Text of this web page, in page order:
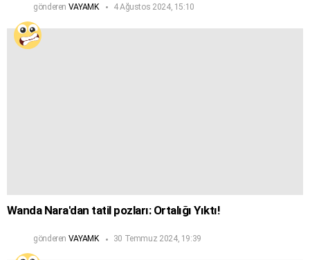
gönderen VAYAMK 4 Ağustos 2024, 15:10
Wanda Nara'dan tatil pozları: Ortalığı Yıktı!
gönderen VAYAMK 30 Temmuz 2024, 19:39